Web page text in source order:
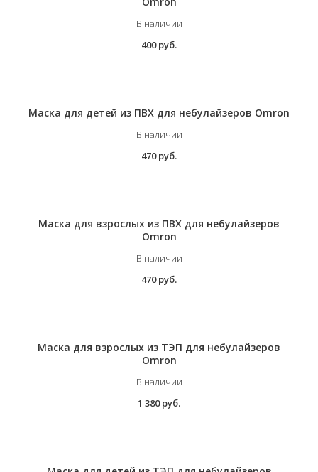
В наличии
400 руб.
Маска для детей из ПВХ для небулайзеров Omron
В наличии
470 руб.
Маска для взрослых из ПВХ для небулайзеров
Omron
В наличии
470 руб.
Маска для взрослых из ТЭП для небулайзеров
Omron
В наличии
1 380 руб.